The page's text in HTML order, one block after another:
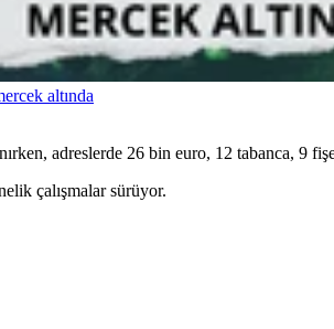
altında
adreslerde 26 bin euro, 12 tabanca, 9
çalışmalar sürüyor.